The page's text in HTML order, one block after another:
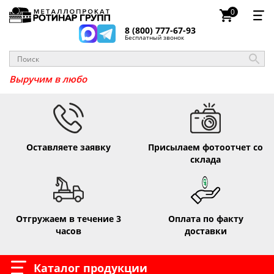
8 (800) 777-67-93
Бесплатный звонок
0
Выручим _
Оставляете заявку
Присылаем фотоотчет со
склада
Отгружаем в течение 3
часов
Оплата по факту
доставки
Каталог продукции